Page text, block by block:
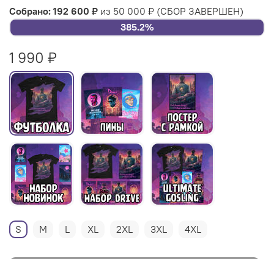
Собрано: 192 600 ₽ из 50 000 ₽ (СБОР ЗАВЕРШЕН)
385.2%
1 990 ₽
S M L XL 2XL 3XL 4XL